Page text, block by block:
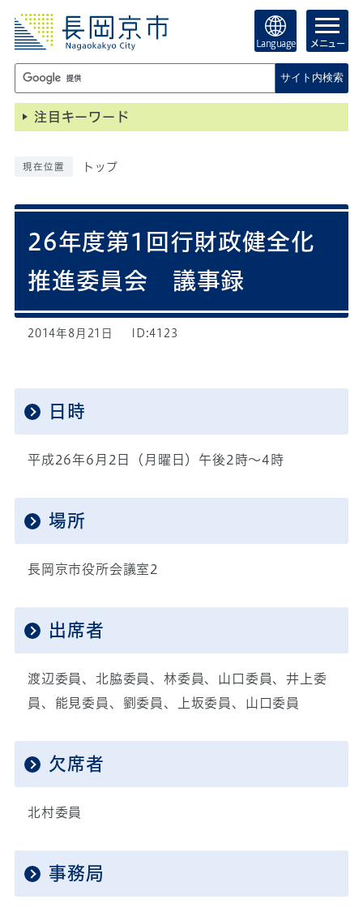
Language メニュー
サイト内検索
注目キーワード
現在位置 トップ
26年度第1回行財政健全化
推進委員会 議事録
2014年8月21日 ID:4123
日時
平成26年6月2日（月曜日）午後2時～4時
場所
長岡京市役所会議室2
出席者
渡辺委員、北脇委員、林委員、山口委員、井上委
員、能見委員、劉委員、上坂委員、山口委員
欠席者
北村委員
事務局